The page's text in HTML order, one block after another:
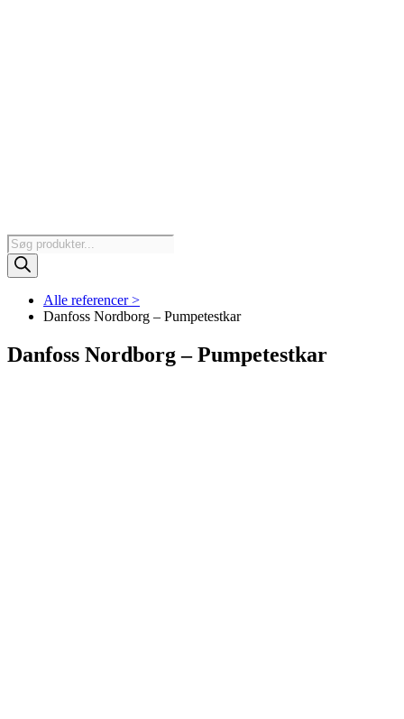
Products
search
Alle referencer >
Danfoss Nordborg – Pumpetestkar
Danfoss Nordborg – Pumpetestkar